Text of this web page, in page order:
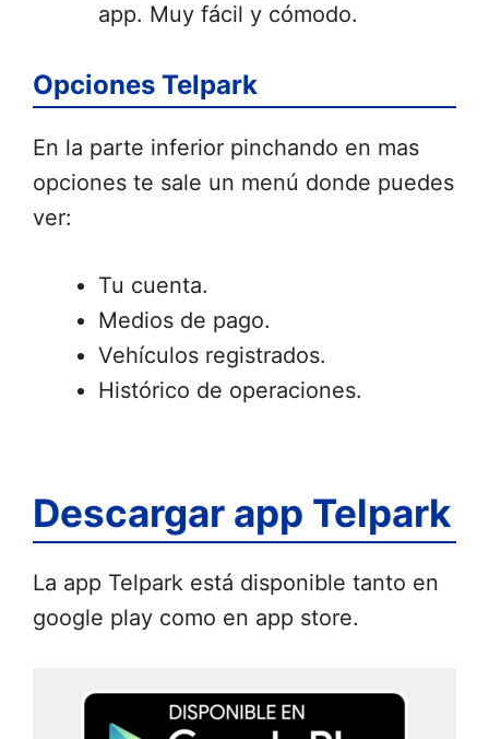
app. Muy fácil y cómodo.
Opciones Telpark
En la parte inferior pinchando en mas
opciones te sale un menú donde puedes
ver:
Tu cuenta.
Medios de pago.
Vehículos registrados.
Histórico de operaciones.
Descargar app Telpark
La app Telpark está disponible tanto en
google play como en app store.